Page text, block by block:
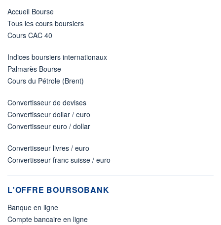
Accueil Bourse
Tous les cours boursiers
Cours CAC 40
Indices boursiers internationaux
Palmarès Bourse
Cours du Pétrole (Brent)
Convertisseur de devises
Convertisseur dollar / euro
Convertisseur euro / dollar
Convertisseur livres / euro
Convertisseur franc suisse / euro
L'OFFRE BOURSOBANK
Banque en ligne
Compte bancaire en ligne